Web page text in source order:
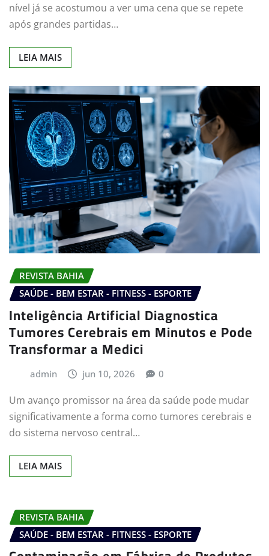
nível já se acostumou a ver uma cena que se repete
após grandes partidas…
LEIA MAIS
REVISTA BAHIA
SAÚDE - BEM ESTAR - FITNESS - ESPORTE
Inteligência Artificial Diagnostica
Tumores Cerebrais em Minutos e Pode
Transformar a Medici
admin jun 10, 2026 0
Um avanço promissor na área da saúde pode mudar
significativamente a forma como tumores cerebrais e
do sistema nervoso central…
LEIA MAIS
REVISTA BAHIA
SAÚDE - BEM ESTAR - FITNESS - ESPORTE